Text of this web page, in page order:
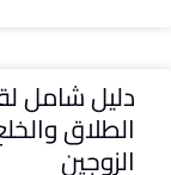
دليل شامل
الطلاق
الزوجين